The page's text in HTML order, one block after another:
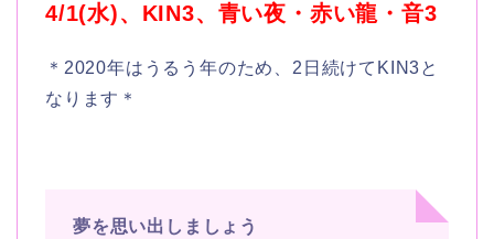
4/1(水)、KIN3、青い夜・赤い龍・音3
＊2020年はうるう年のため、2日続けてKIN3と
なります＊
夢を思い出しましょう